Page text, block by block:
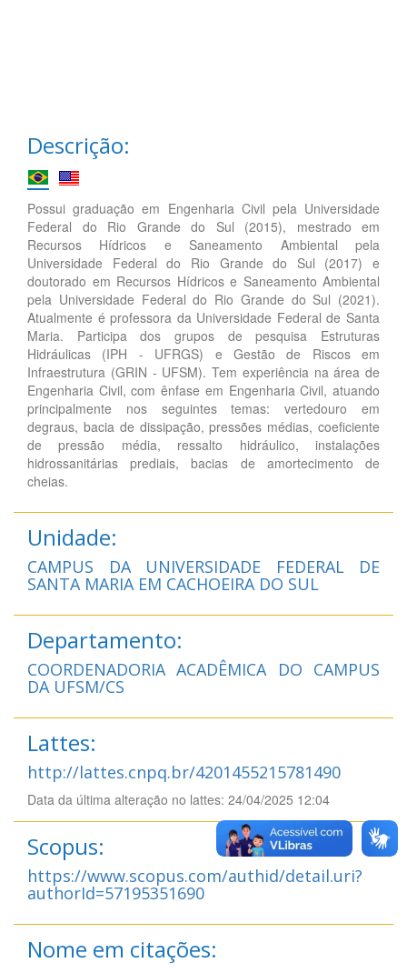
Descrição:
Possui graduação em Engenharia Civil pela Universidade
Federal do Rio Grande do Sul (2015), mestrado em
Recursos Hídricos e Saneamento Ambiental pela
Universidade Federal do Rio Grande do Sul (2017) e
doutorado em Recursos Hídricos e Saneamento Ambiental
pela Universidade Federal do Rio Grande do Sul (2021).
Atualmente é professora da Universidade Federal de Santa
Maria. Participa dos grupos de pesquisa Estruturas
Hidráulicas (IPH - UFRGS) e Gestão de Riscos em
Infraestrutura (GRIN - UFSM). Tem experiência na área de
Engenharia Civil, com ênfase em Engenharia Civil, atuando
principalmente nos seguintes temas: vertedouro em
degraus, bacia de dissipação, pressões médias, coeficiente
de pressão média, ressalto hidráulico, instalações
hidrossanitárias prediais, bacias de amortecimento de
cheias.
Unidade:
CAMPUS DA UNIVERSIDADE FEDERAL DE
SANTA MARIA EM CACHOEIRA DO SUL
Departamento:
COORDENADORIA ACADÊMICA DO CAMPUS
DA UFSM/CS
Lattes:
http://lattes.cnpq.br/4201455215781490
Data da última alteração no lattes: 24/04/2025 12:04
Scopus:
https://www.scopus.com/authid/detail.uri?
authorId=57195351690
Nome em citações: